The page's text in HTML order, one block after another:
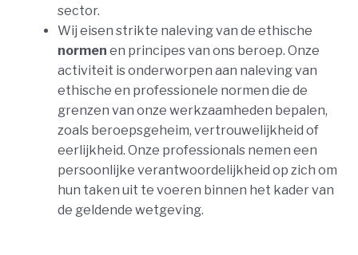
sector.
Wij eisen strikte naleving van de ethische
normen en principes van ons beroep. Onze
activiteit is onderworpen aan naleving van
ethische en professionele normen die de
grenzen van onze werkzaamheden bepalen,
zoals beroepsgeheim, vertrouwelijkheid of
eerlijkheid. Onze professionals nemen een
persoonlijke verantwoordelijkheid op zich om
hun taken uit te voeren binnen het kader van
de geldende wetgeving.